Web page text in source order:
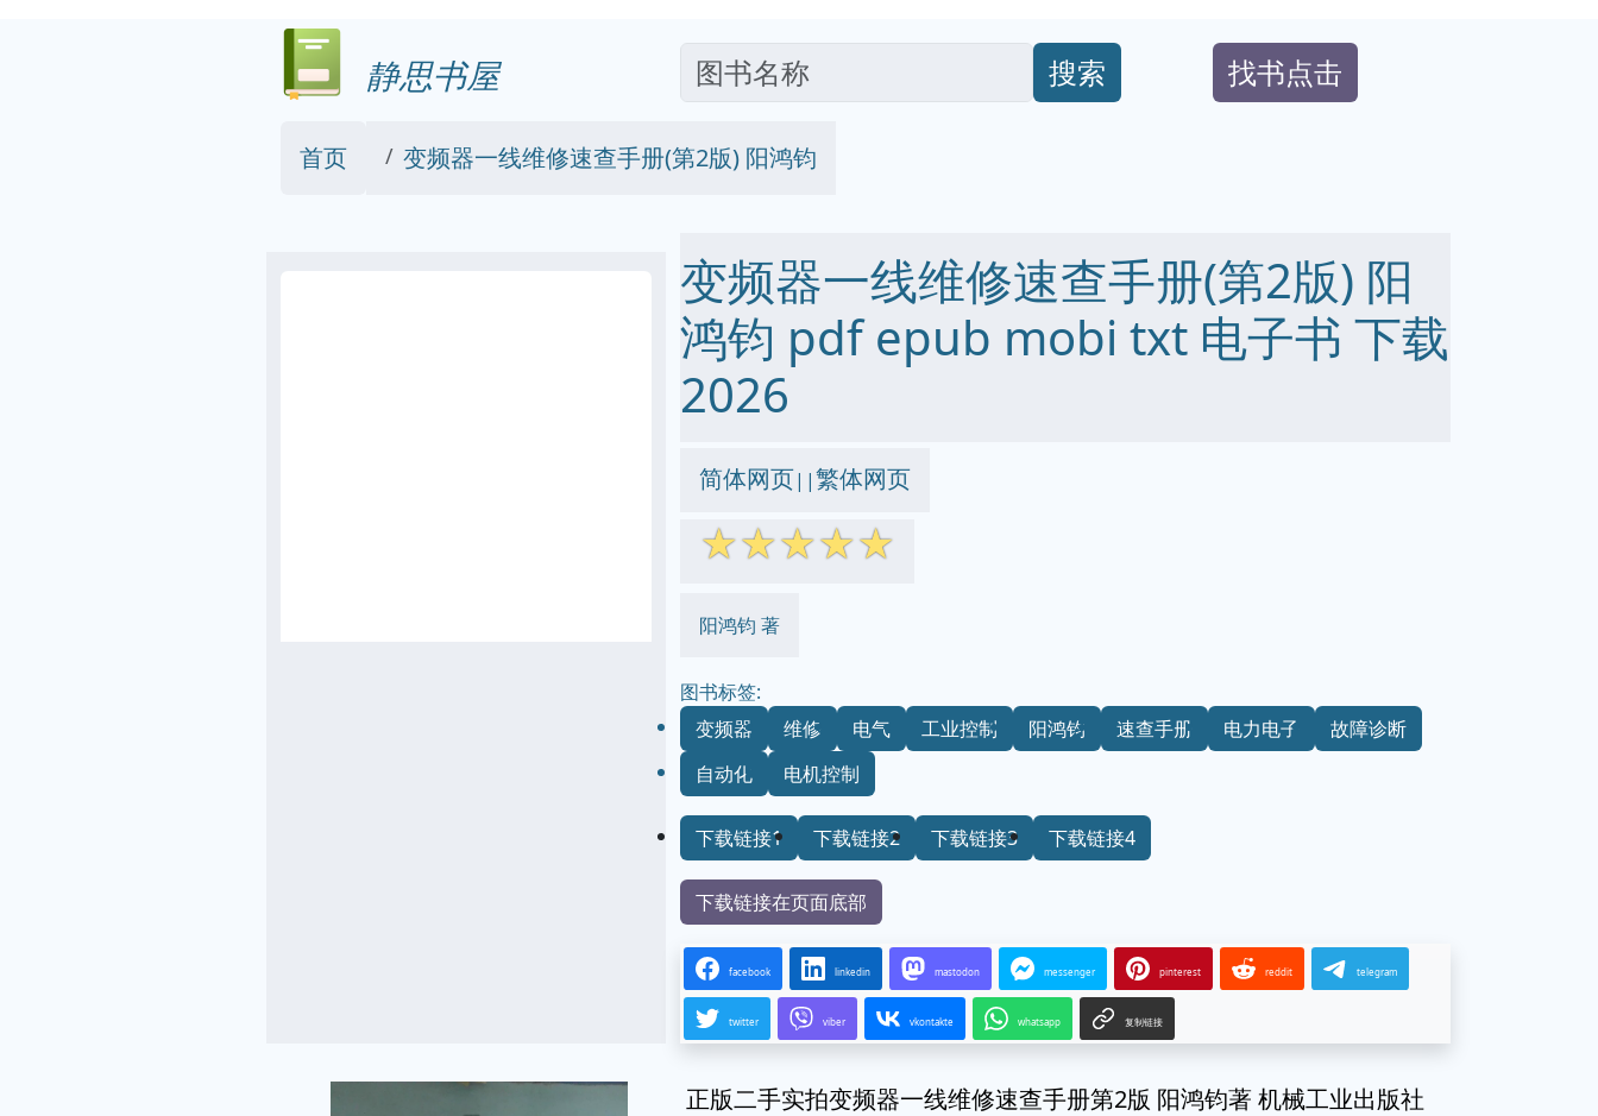
静思书屋 搜索 找书点击
首页 变频器一线维修速查手册(第2版) 阳鸿钧
变频器一线维修速查手册(第2版) 阳
鸿钧 pdf epub mobi txt 电子书 下载
2026
简体网页||繁体网页
☆☆☆☆☆
阳鸿钧 著
图书标签:
变频器
维修 电气 工业控制 阳鸿钧 速查手册 电力电子
故障诊断
自动化
电机控制
下载链接1 下载链接2 下载链接3 下载链接4
下载链接在页面底部
facebook linkedin mastodon messenger pinterest reddit telegram
twitter viber vkontakte whatsapp 复制链接
正版二手实拍变频器一线维修速查手册第2版 阳鸿钧著 机械工业出版社